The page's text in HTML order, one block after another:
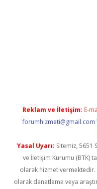
Reklam ve İletişim: E-
forumhizmeti@gmail.com
Yasal Uyarı: Sitemiz, 5651
ve İletişim Kurumu (BTK)
olarak hizmet
olarak denetleme veya